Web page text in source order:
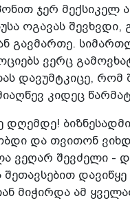
ჯერ მექსიკელ
ოგავას შევხვდი,
გავმართე.
ვერც
დავუმტკიცე, რომ
კიდეც
და თვითონ
ვეღარ შევძელი -
მიჭირდა ამ